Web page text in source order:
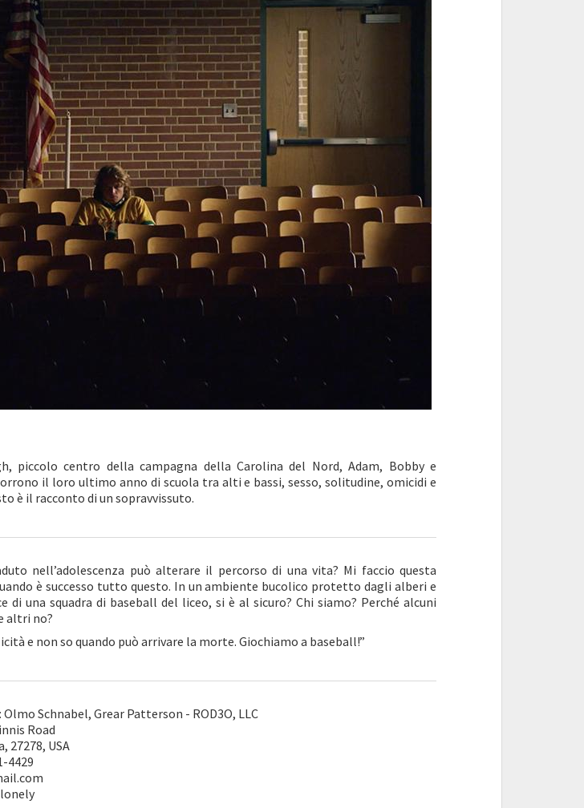
piccolo centro della campagna della Carolina del Nord, Adam, Bobby e
il loro ultimo anno di scuola tra alti e bassi, sesso, solitudine, omicidi e
è il racconto di un sopravvissuto.
nell’adolescenza può alterare il percorso di una vita? Mi faccio questa
è successo tutto questo. In un ambiente bucolico protetto dagli alberi e
di una squadra di baseball del liceo, si è al sicuro? Chi siamo? Perché alcuni
altri no?
e non so quando può arrivare la morte. Giochiamo a baseball!”
Olmo Schnabel, Grear Patterson - ROD3O, LLC
Road
27278, USA
4429